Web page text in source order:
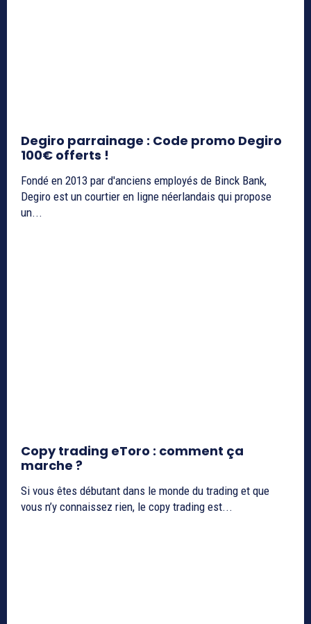
Degiro parrainage : Code promo Degiro
100€ offerts !
Fondé en 2013 par d'anciens employés de Binck Bank,
Degiro est un courtier en ligne néerlandais qui propose
un...
Copy trading eToro : comment ça
marche ?
Si vous êtes débutant dans le monde du trading et que
vous n’y connaissez rien, le copy trading est...